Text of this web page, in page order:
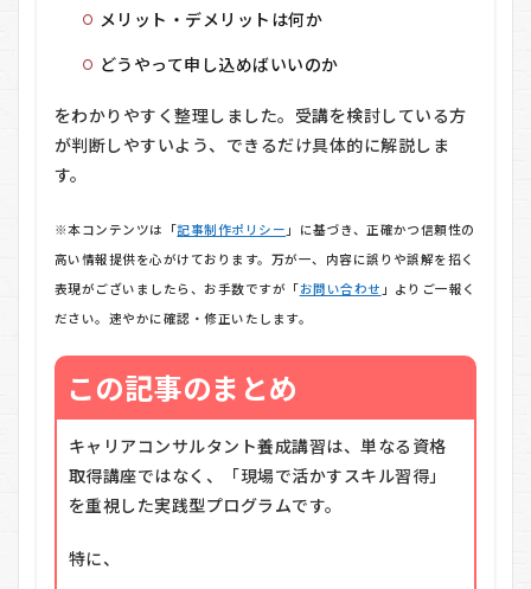
メリット・デメリットは何か
どうやって申し込めばいいのか
をわかりやすく整理しました。受講を検討している方
が判断しやすいよう、できるだけ具体的に解説しま
す。
※本コンテンツは「記事制作ポリシー 」に基づき、正確かつ信頼性の
高い情報提供を心がけております。万が一、内容に誤りや誤解を招く
表現がございましたら、お手数ですが「お問い合わせ 」よりご一報く
ださい。速やかに確認・修正いたします。
この記事のまとめ
キャリアコンサルタント養成講習は、単なる資格
取得講座ではなく、「現場で活かすスキル習得」
を重視した実践型プログラムです。
特に、